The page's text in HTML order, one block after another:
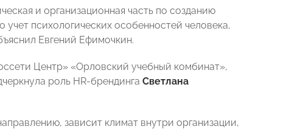
и организационная часть по созданию
психологических особенностей человека,
Евгений Ефимочкин.
Центр» «Орловский учебный комбинат»,
роль HR-брендинга Светлана
зависит климат внутри организации,